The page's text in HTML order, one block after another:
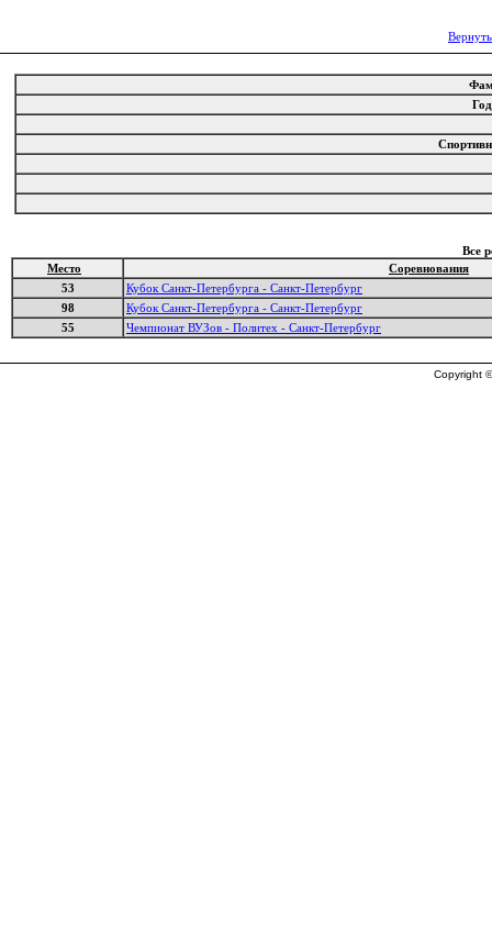
Все
Место
Соревнования
53
Кубок Санкт-Петербурга - Санкт-Петербург
98
Кубок Санкт-Петербурга - Санкт-Петербург
55
Чемпионат ВУЗов - Политех - Санкт-Петербург
Copyright